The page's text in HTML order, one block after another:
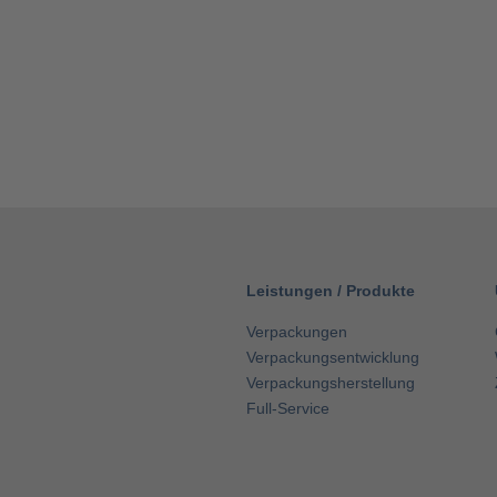
Leistungen / Produkte
Verpackungen
Verpackungsentwicklung
Verpackungsherstellung
Full-Service